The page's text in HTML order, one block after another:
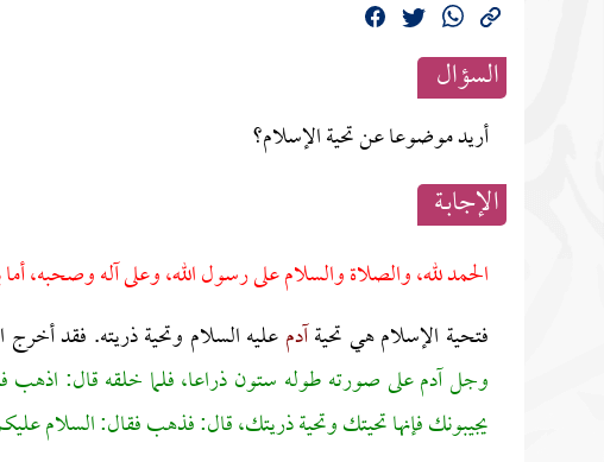
السؤال
أريد موضوعا عن تحية الإسلام؟
الإجابــة
الحمد لله، والصلاة والسلام على رسول الله، وعلى آله وصحبه،
فتحية الإسلام هي تحيةآدمعليه السلام وتحية ذريته. فقد
وجل آدم على صورته طوله ستون ذراعا، فلما خلقه قال: اذهب
يجيبونك فإنها تحيتك وتحية ذريتك، قال: فذهب فقال: السلام